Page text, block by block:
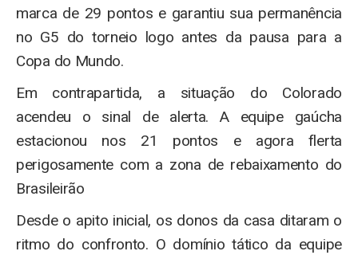
marca de 29 pontos e garantiu sua permanência
no G5 do torneio logo antes da pausa para a
Copa do Mundo.
Em contrapartida, a situação do Colorado
acendeu o sinal de alerta. A equipe gaúcha
estacionou nos 21 pontos e agora flerta
perigosamente com a zona de rebaixamento do
Brasileirão
Desde o apito inicial, os donos da casa ditaram o
ritmo do confronto. O domínio tático da equipe